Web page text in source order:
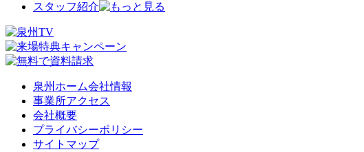
スタッフ紹介
泉州ホーム会社情報
事業所アクセス
会社概要
プライバシーポリシー
サイトマップ